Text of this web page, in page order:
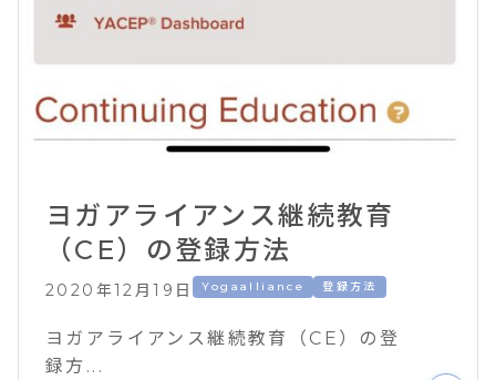
ヨガアライアンス継続教育
（CE）の登録方法
2020年12月19日 Yogaalliance 登録方法
ヨガアライアンス継続教育（CE）の登
録方...